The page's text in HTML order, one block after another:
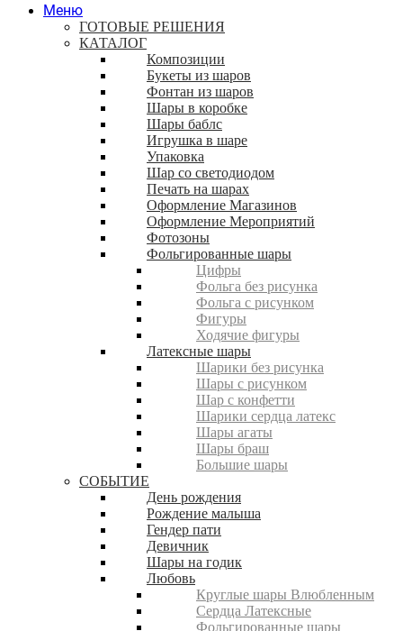
Меню
ГОТОВЫЕ РЕШЕНИЯ
КАТАЛОГ
Композиции
Букеты из шаров
Фонтан из шаров
Шары в коробке
Шары баблс
Игрушка в шаре
Упаковка
Шар со светодиодом
Печать на шарах
Оформление Магазинов
Оформление Мероприятий
Фотозоны
Фольгированные шары
Цифры
Фольга без рисунка
Фольга с рисунком
Фигуры
Ходячие фигуры
Латексные шары
Шарики без рисунка
Шары с рисунком
Шар с конфетти
Шарики сердца латекс
Шары агаты
Шары браш
Большие шары
СОБЫТИЕ
День рождения
Рождение малыша
Гендер пати
Девичник
Шары на годик
Любовь
Круглые шары Влюбленным
Сердца Латексные
Фольгированные шары